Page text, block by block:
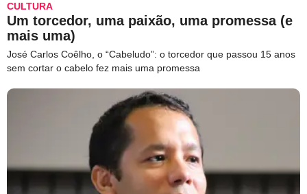
CULTURA
Um torcedor, uma paixão, uma promessa (e
mais uma)
José Carlos Coêlho, o “Cabeludo”: o torcedor que passou 15 anos
sem cortar o cabelo fez mais uma promessa